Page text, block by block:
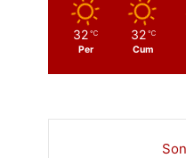
32 ℃
Per
32 ℃
Cum